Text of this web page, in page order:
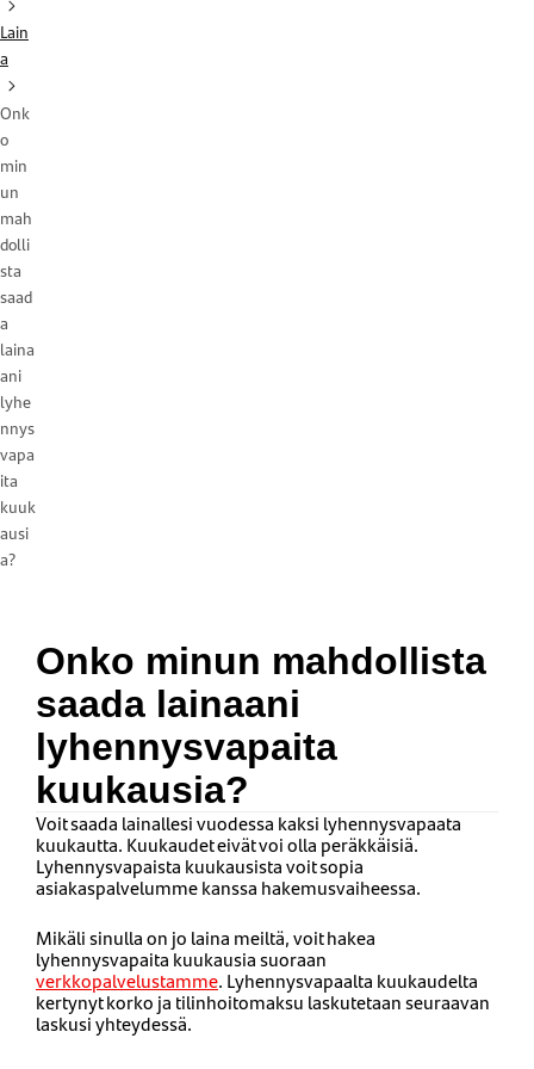
Lain
a
Onk
o
min
un
mah
dolli
sta
saad
a
laina
ani
lyhe
nnys
vapa
ita
kuuk
ausi
a?
Onko minun mahdollista
saada lainaani
lyhennysvapaita
kuukausia?
Voit saada lainallesi vuodessa kaksi lyhennysvapaata
kuukautta. Kuukaudet eivät voi olla peräkkäisiä.
Lyhennysvapaista kuukausista voit sopia
asiakaspalvelumme kanssa hakemusvaiheessa.
Mikäli sinulla on jo laina meiltä, voit hakea
lyhennysvapaita kuukausia suoraan
verkkopalvelustamme. Lyhennysvapaalta kuukaudelta
kertynyt korko ja tilinhoitomaksu laskutetaan seuraavan
laskusi yhteydessä.